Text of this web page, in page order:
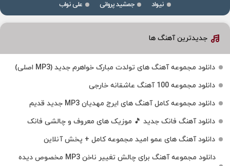
نیواد جمشید پروانی علی نواب
جدیدترین آهنگ ها
دانلود مجموعه آهنگ های تولدت مبارک خواهرم جدید (MP3 اصلی)
دانلود مجموعه 100 آهنگ عاشقانه خارجی
دانلود مجموعه کامل آهنگ های ایرج مهدیان MP3 جدید قدیم
دانلود آهنگ فانک جدید 🎵 موزیک‌ های معروف و چالشی فانک
دانلود آهنگ های عمو امید مجموعه کامل + پخش آنلاین
دانلود مجموعه آهنگ برای چالش تغییر ناخن MP3 مخصوص دیده